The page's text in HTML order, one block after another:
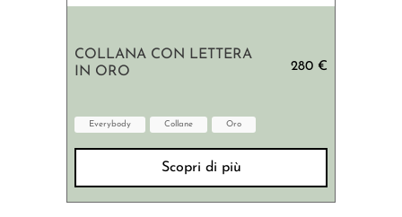
COLLANA CON LETTERA
IN ORO
280 €
Everybody Collane Oro
Scopri di più